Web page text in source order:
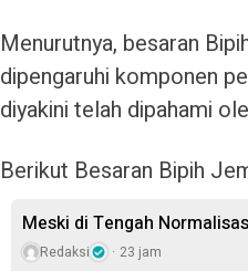
Menurutnya, besaran
dipengaruhi komponen
diyakini telah dipahami
Berikut Besaran Bipih
Meski di Tengah
Redaksi 23 jam